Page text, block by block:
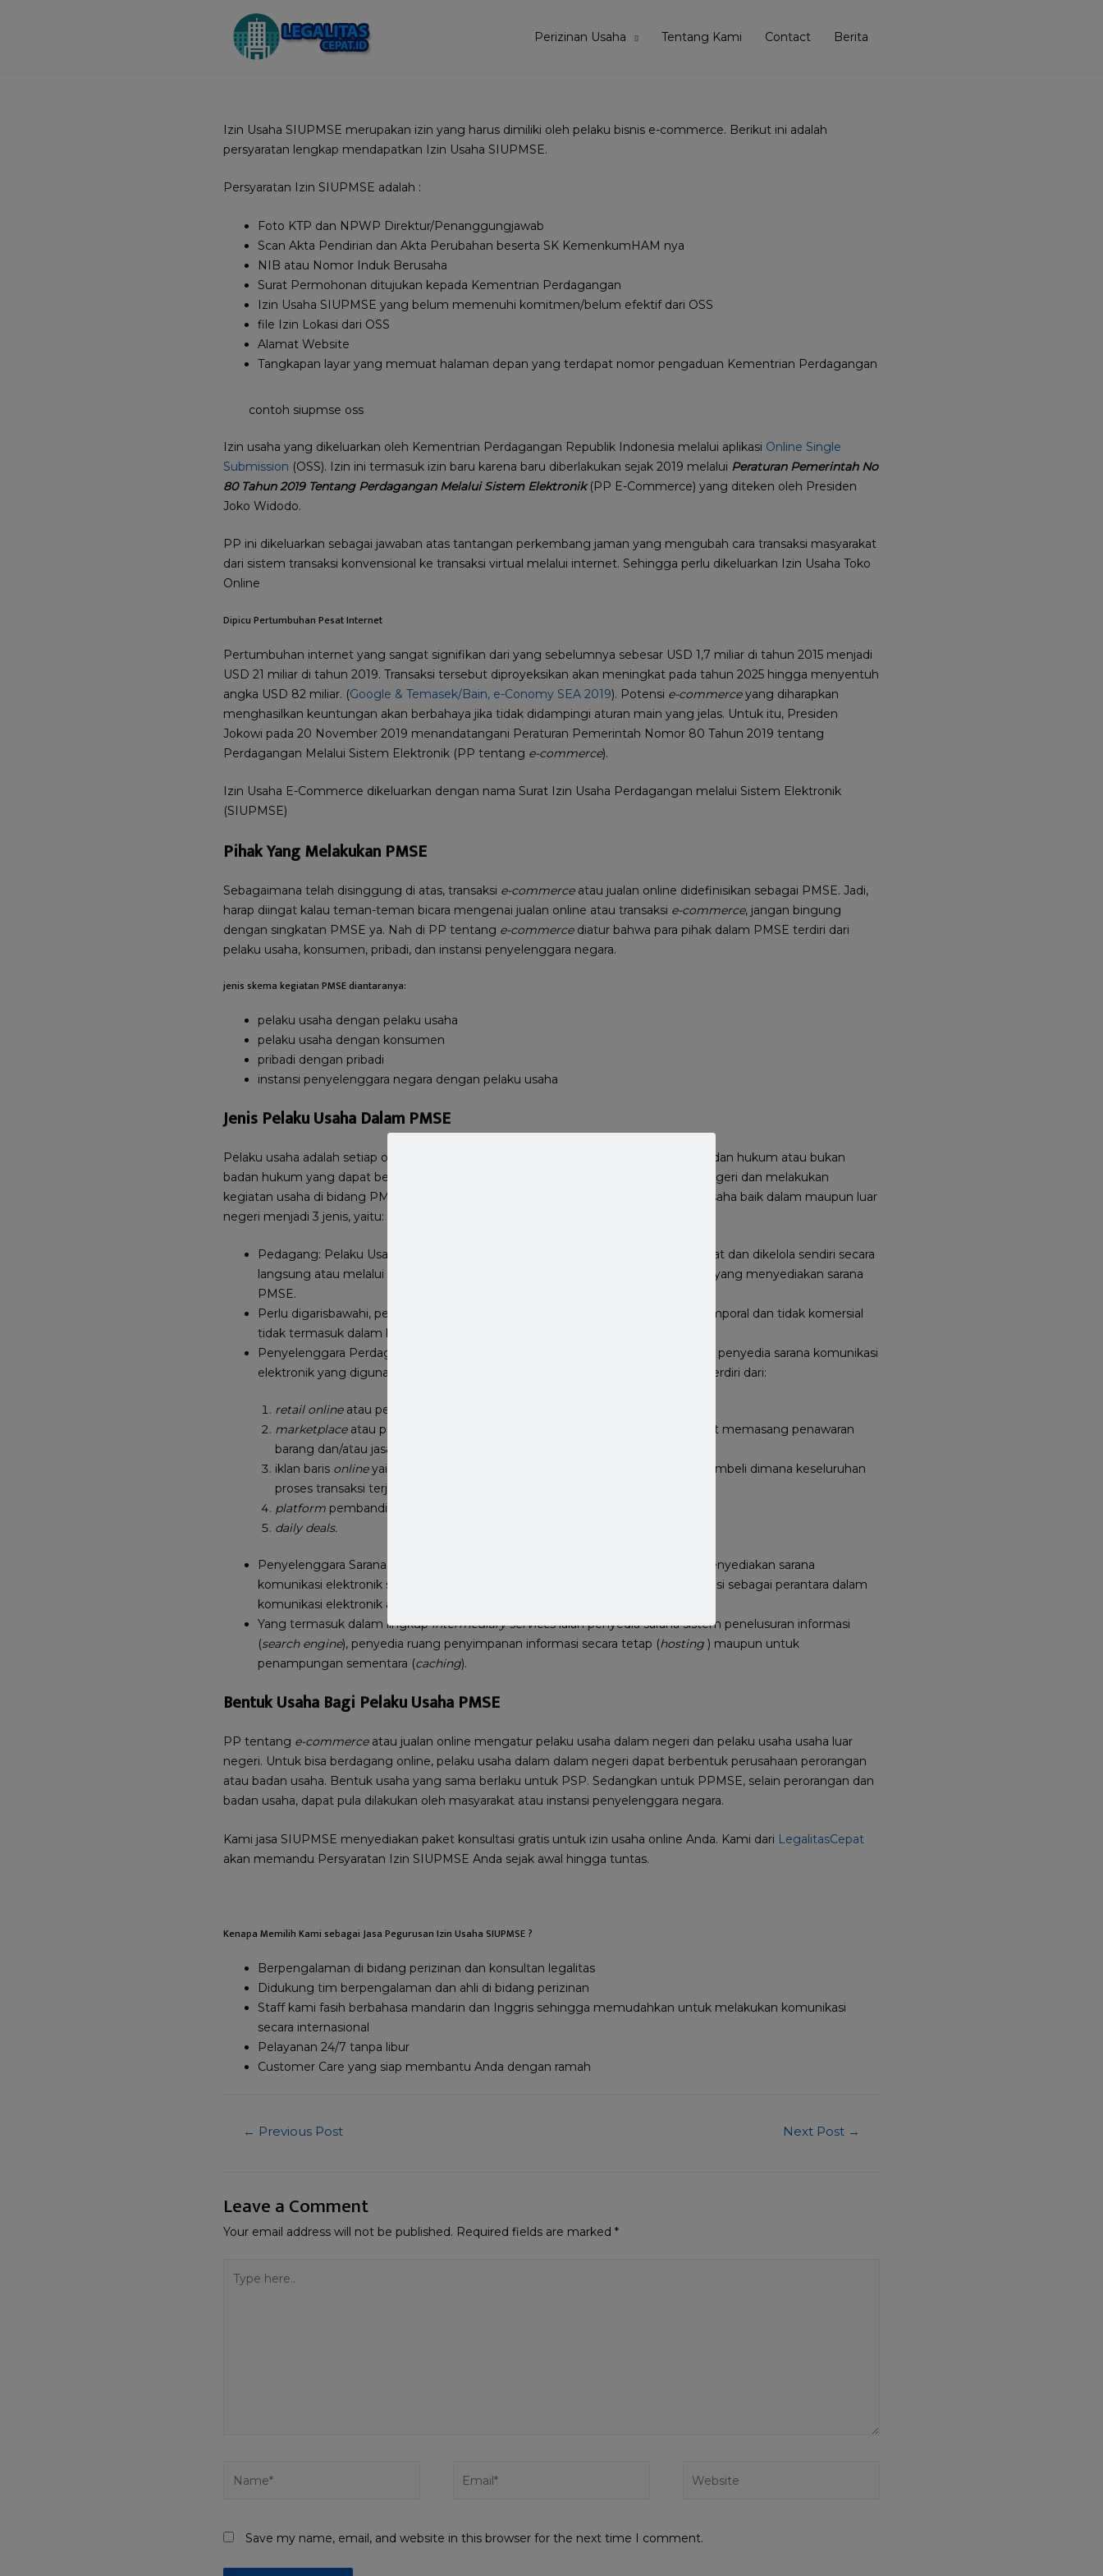
Perizinan Usaha Tentang Kami Contact Berita
Izin Usaha SIUPMSE merupakan izin yang harus dimiliki oleh pelaku bisnis e-commerce. Berikut ini adalah
persyaratan lengkap mendapatkan Izin Usaha SIUPMSE.
Persyaratan Izin SIUPMSE adalah :
Foto KTP dan NPWP Direktur/Penanggungjawab
Scan Akta Pendirian dan Akta Perubahan beserta SK KemenkumHAM nya
NIB atau Nomor Induk Berusaha
Surat Permohonan ditujukan kepada Kementrian Perdagangan
Izin Usaha SIUPMSE yang belum memenuhi komitmen/belum efektif dari OSS
file Izin Lokasi dari OSS
Alamat Website
Tangkapan layar yang memuat halaman depan yang terdapat nomor pengaduan Kementrian Perdagangan
contoh siupmse oss
Izin usaha yang dikeluarkan oleh Kementrian Perdagangan Republik Indonesia melalui aplikasi Online Single
Submission (OSS). Izin ini termasuk izin baru karena baru diberlakukan sejak 2019 melalui Peraturan Pemerintah No
80 Tahun 2019 Tentang Perdagangan Melalui Sistem Elektronik(PP E-Commerce) yang diteken oleh Presiden
Joko Widodo.
PP ini dikeluarkan sebagai jawaban atas tantangan perkembang jaman yang mengubah cara transaksi masyarakat
dari sistem transaksi konvensional ke transaksi virtual melalui internet. Sehingga perlu dikeluarkan Izin Usaha Toko
Online
Dipicu Pertumbuhan Pesat Internet
Pertumbuhan internet yang sangat signifikan dari yang sebelumnya sebesar USD 1,7 miliar di tahun 2015 menjadi
USD 21 miliar di tahun 2019. Transaksi tersebut diproyeksikan akan meningkat pada tahun 2025 hingga menyentuh
angka USD 82 miliar. (Google & Temasek/Bain, e-Conomy SEA 2019). Potensi e-commerceyang diharapkan
menghasilkan keuntungan akan berbahaya jika tidak didampingi aturan main yang jelas. Untuk itu, Presiden
Jokowi pada 20 November 2019 menandatangani Peraturan Pemerintah Nomor 80 Tahun 2019 tentang
Perdagangan Melalui Sistem Elektronik (PP tentang e-commerce).
Izin Usaha E-Commerce dikeluarkan dengan nama Surat Izin Usaha Perdagangan melalui Sistem Elektronik
(SIUPMSE)
Pihak Yang Melakukan PMSE
Sebagaimana telah disinggung di atas, transaksi e-commerceatau jualan online didefinisikan sebagai PMSE. Jadi,
harap diingat kalau teman-teman bicara mengenai jualan online atau transaksi e-commerce, jangan bingung
dengan singkatan PMSE ya. Nah di PP tentang e-commercediatur bahwa para pihak dalam PMSE terdiri dari
pelaku usaha, konsumen, pribadi, dan instansi penyelenggara negara.
jenis skema kegiatan PMSE diantaranya:
pelaku usaha dengan pelaku usaha
pelaku usaha dengan konsumen
pribadi dengan pribadi
instansi penyelenggara negara dengan pelaku usaha
Jenis Pelaku Usaha Dalam PMSE
Pelaku usaha adalah setiap orang perseorangan atau badan usaha yang berbentuk badan hukum atau bukan
badan hukum yang dapat berupa pelaku usaha dalam negeri dan pelaku usaha luar negeri dan melakukan
kegiatan usaha di bidang PMSE. Pasal 5 PP tentang
membagi pelaku usaha baik dalam maupun luar
negeri menjadi 3 jenis, yaitu:
Pedagang: Pelaku Usaha yang melakukan PMSE baik dengan sarana yang dibuat dan dikelola sendiri secara
langsung atau melalui sarana milik pihak PPMSE, atau sistem elektronik lainnya yang menyediakan sarana
PMSE.
Perlu digarisbawahi, penjual yang hanya menjual barang dan/atau jasa secara temporal dan tidak komersial
tidak termasuk dalam kategori pedagang.
Penyelenggara Perdagangan Melalui Sistem Elektronik (PPMSE): Pelaku Usaha penyedia sarana komunikasi
elektronik yang digunakan untuk transaksi perdagangan. Model bisnis PPMSE terdiri dari:
retail online atau pedagang yang memiliki sarana PMSE sendiri.
marketplace atau penyedia
sebagai wadah dimana pedagang dapat memasang penawaran
barang dan/atau jasa.
iklan baris onlineyaitu suatu
yang mempertemukan penjual dan pembeli dimana keseluruhan
proses transaksi terjadi tanpa melibatkan PPMSE.
platform pembanding harga
daily deals.
Penyelenggara Sarana Perantara
: Pelaku usaha yang menyediakan sarana
komunikasi elektronik selain penyelenggara telekomunikasi yang hanya berfungsi sebagai perantara dalam
komunikasi elektronik antara pengirim dengan penerima.
Yang termasuk dalam lingkupintermediary servicesialah penyedia sarana sistem penelusuran informasi
(search engine), penyedia ruang penyimpanan informasi secara tetap (hosting ) maupun untuk
penampungan sementara (caching).
Bentuk Usaha Bagi Pelaku Usaha PMSE
PP tentang e-commerceatau jualan online mengatur pelaku usaha dalam negeri dan pelaku usaha usaha luar
negeri. Untuk bisa berdagang online, pelaku usaha dalam dalam negeri dapat berbentuk perusahaan perorangan
atau badan usaha. Bentuk usaha yang sama berlaku untuk PSP. Sedangkan untuk PPMSE, selain perorangan dan
badan usaha, dapat pula dilakukan oleh masyarakat atau instansi penyelenggara negara.
Kami jasa SIUPMSE menyediakan paket konsultasi gratis untuk izin usaha online Anda. Kami dari LegalitasCepat
akan memandu Persyaratan Izin SIUPMSE Anda sejak awal hingga tuntas.
Kenapa Memilih Kami sebagai Jasa Pegurusan Izin Usaha SIUPMSE ?
Berpengalaman di bidang perizinan dan konsultan legalitas
Didukung tim berpengalaman dan ahli di bidang perizinan
Staff kami fasih berbahasa mandarin dan Inggris sehingga memudahkan untuk melakukan komunikasi
secara internasional
Pelayanan 24/7 tanpa libur
Customer Care yang siap membantu Anda dengan ramah
← Previous Post Next Post →
Leave a Comment
Your email address will not be published. Required fields are marked *
Save my name, email, and website in this browser for the next time I comment.